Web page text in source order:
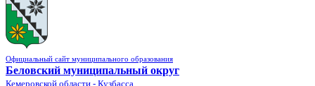
Официальный сайт муниципального образования
Беловский муниципальный округ
Кемеровской области - Кузбасса